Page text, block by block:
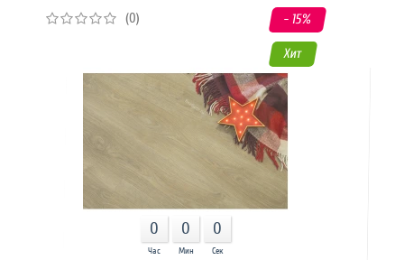
0
Час
0
Мин
0
Сек
(0) - 15%
Хит